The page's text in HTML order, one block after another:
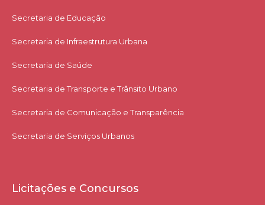
Secretaria de Educação
Secretaria de Infraestrutura Urbana
Secretaria de Saúde
Secretaria de Transporte e Trânsito Urbano
Secretaria de Comunicação e Transparência
Secretaria de Serviços Urbanos
Licitações e Concursos